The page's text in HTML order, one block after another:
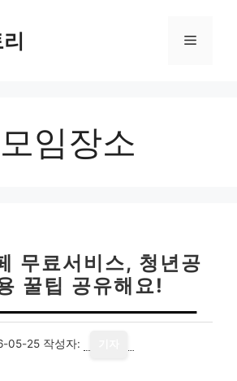
메
임장소
무료서비스, 청년공
꿀팁 공유해요!
05-25 작성자: